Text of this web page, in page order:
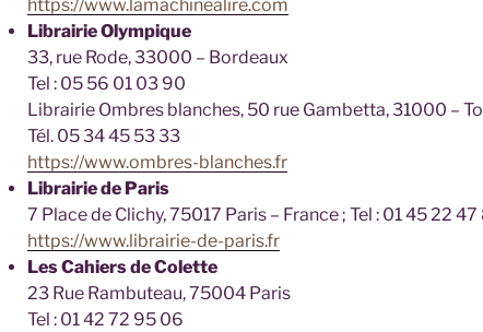
https://www.lamachinealire.com
Librairie Olympique
33, rue Rode, 33000 – Bordeaux
Tel : 05 56 01 03 90
Librairie Ombres blanches, 50 rue Gambetta, 31000 –
Tél. 05 34 45 53 33
https://www.ombres-blanches.fr
Librairie de Paris
7 Place de Clichy, 75017 Paris – France ; Tel : 01 45 22 47
https://www.librairie-de-paris.fr
Les Cahiers de Colette
23 Rue Rambuteau, 75004 Paris
Tel : 01 42 72 95 06